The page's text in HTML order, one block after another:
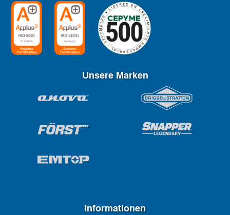
Unsere Marken
Informationen